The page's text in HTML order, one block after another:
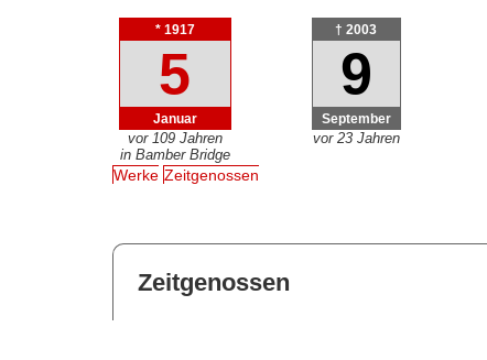
* 1917
5
Januar
vor 109 Jahren
in Bamber Bridge
† 2003
9
September
vor 23 Jahren
Werke Zeitgenossen
Zeitgenossen